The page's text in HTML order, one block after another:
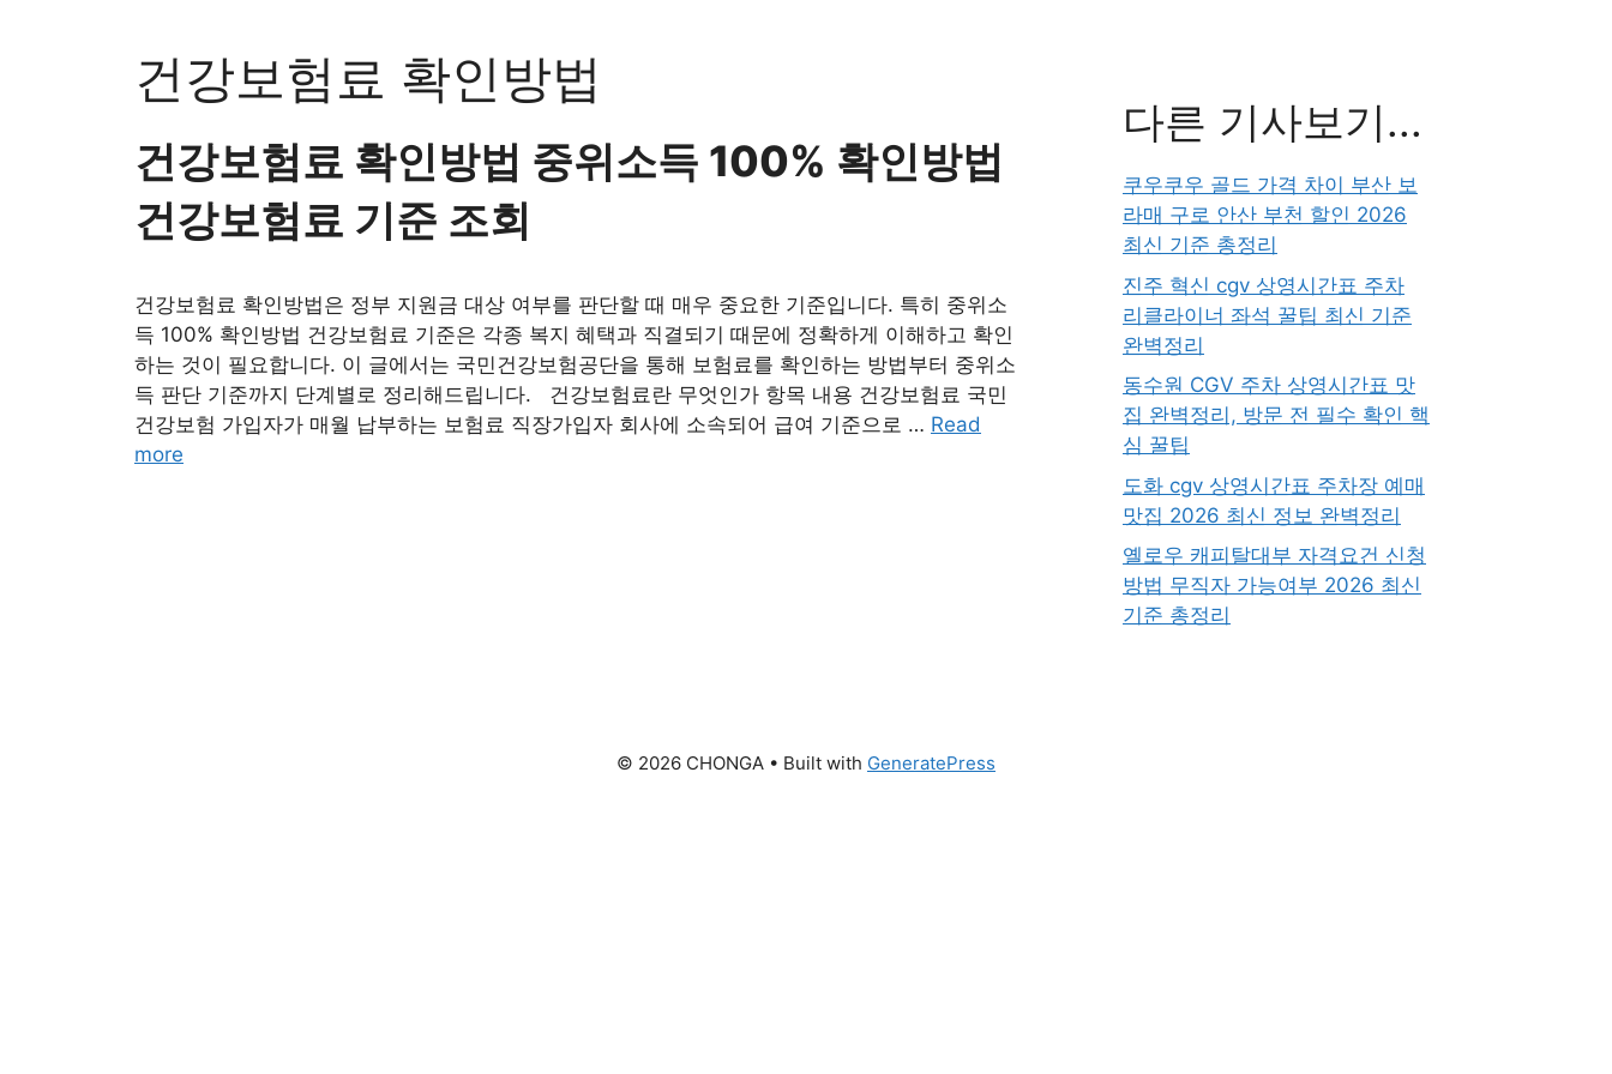
건강보험료 확인방법
건강보험료 확인방법 중위소득 100% 확인방법
건강보험료 기준 조회
건강보험료 확인방법은 정부 지원금 대상 여부를 판단할 때 매우 중요한 기준입니다. 특히 중위소
득 100% 확인방법 건강보험료 기준은 각종 복지 혜택과 직결되기 때문에 정확하게 이해하고 확인
하는 것이 필요합니다. 이 글에서는 국민건강보험공단을 통해 보험료를 확인하는 방법부터 중위소
득 판단 기준까지 단계별로 정리해드립니다. 건강보험료란 무엇인가 항목 내용 건강보험료 국민
건강보험 가입자가 매월 납부하는 보험료 직장가입자 회사에 소속되어 급여 기준으로 … Read
more
다른 기사보기...
쿠우쿠우 골드 가격 차이 부산 보
라매 구로 안산 부천 할인 2026
최신 기준 총정리
진주 혁신 cgv 상영시간표 주차
리클라이너 좌석 꿀팁 최신 기준
완벽정리
동수원 CGV 주차 상영시간표 맛
집 완벽정리, 방문 전 필수 확인 핵
심 꿀팁
도화 cgv 상영시간표 주차장 예매
맛집 2026 최신 정보 완벽정리
옐로우 캐피탈대부 자격요건 신청
방법 무직자 가능여부 2026 최신
기준 총정리
© 2026 CHONGA • Built with GeneratePress